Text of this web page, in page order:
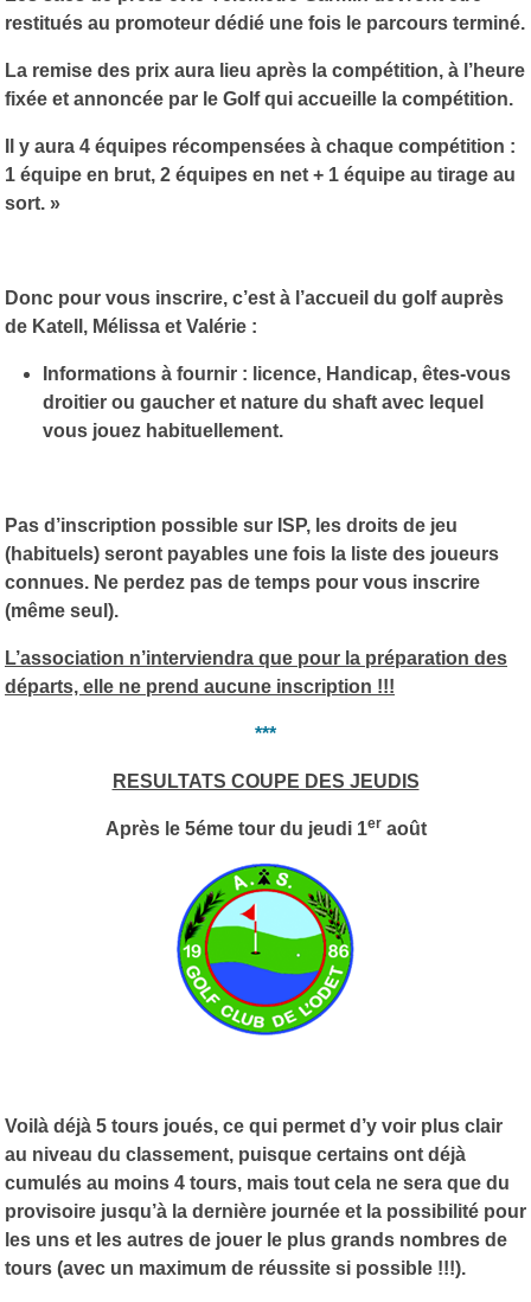
restitués au promoteur dédié une fois le parcours terminé.
La remise des prix aura lieu après la compétition, à l’heure
fixée et annoncée par le Golf qui accueille la compétition.
Il y aura 4 équipes récompensées à chaque compétition :
1 équipe en brut, 2 équipes en net + 1 équipe au tirage au
sort. »
Donc pour vous inscrire, c’est à l’accueil du golfauprès
de Katell, Mélissa et Valérie :
Informations à fournir : licence, Handicap, êtes-vous
droitier ou gaucher et nature du shaft avec lequel
vous jouez habituellement.
Pas d’inscription possible sur ISP, les droits de jeu
(habituels) seront payables une fois la liste des joueurs
connues. Ne perdez pas de temps pour vous inscrire
(même seul).
L’association n’interviendra que pour la préparation des
départs, elle ne prend aucune inscription !!!
***
RESULTATS COUPE DES JEUDIS
Après le 5éme tour du jeudi 1eraoût
Voilà déjà 5 tours joués, ce qui permet d’y voir plus clair
au niveau du classement, puisque certains ont déjà
cumulés au moins 4 tours, mais tout cela ne sera que du
provisoire jusqu’à la dernière journée et la possibilité pour
les uns et les autres de jouer le plus grands nombres de
tours (avec un maximum de réussite si possible !!!).